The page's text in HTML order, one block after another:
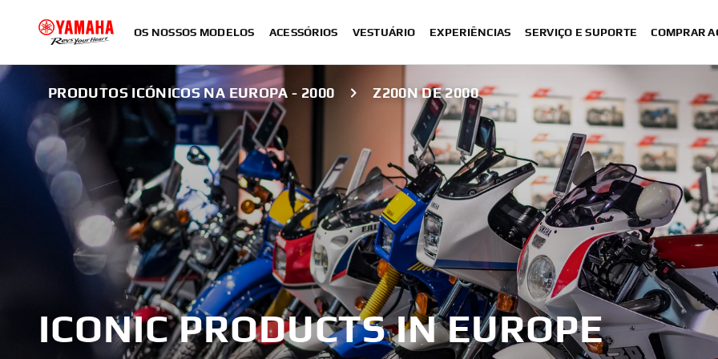
OS NOSSOS MODELOS ACESSÓRIOS VESTUÁRIO EXPERIÊNCIAS SERVIÇO E SUPORTE COMPRAR
PRODUTOS ICÓNICOS NA EUROPA - 2000 Z200N DE 2000
ICONIC PRODUCTS IN EUROPE